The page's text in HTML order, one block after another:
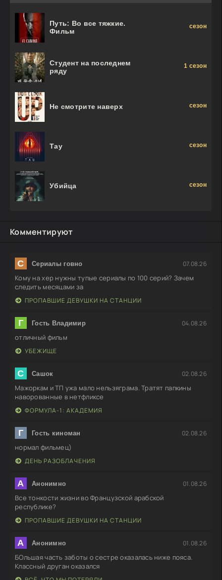
Путь: Во все тяжкие.
Фильм
сезон
Студент на последнем
ряду
1 сезон
Не смотрите наверх сезон
Тау сезон
Убийца сезон
Комментируют
С Сериалы говно 07.08.26
Кому на хер нужны тупые сериалы по 100 серий? Зачем
следить месяцами за
ПРОПАВШИЕ ДЕВУШКИ НА СТАНЦИИ
Г Гость Владимир 04.08.26
отличный фильм
УБЕЖИЩЕ
С Сашок 02.08.26
Мажоркам и ТП ужа мало нельзяграма. Тратят папкины
наворованные в нетфликсе
ФОРМУЛА-1: АКАДЕМИЯ
Г Гость киноман 02.08.26
нормал фильмец)
ДЕНЬ РАЗОБЛАЧЕНИЯ
А Анонимно 01.08.26
Все тонкости жизни во Французской арабской
республике?
ПРОПАВШИЕ ДЕВУШКИ НА СТАНЦИИ
А Анонимно 01.08.26
БОльшая часть заботы о сестре оказалась ниже пояса.
Классный друган оказался